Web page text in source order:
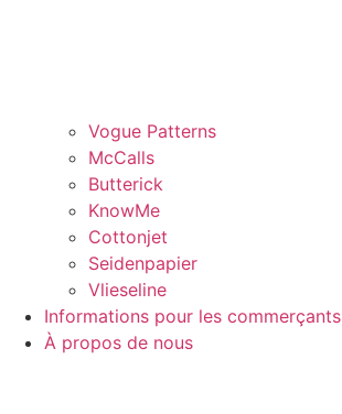
Vogue Patterns
McCalls
Butterick
KnowMe
Cottonjet
Seidenpapier
Vlieseline
Informations pour les commerçants
À propos de nous